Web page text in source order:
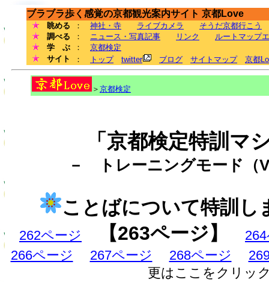
ブラブラ歩く感覚の京都観光案内サイト 京都Love
眺める ： 神社・寺 ライブカメラ
そうだ京都行こう
調べる
： ニュース・写真記事 リンク
ルートマップ
学 ぶ
： 京都検定
サイト
： トップ twitter ブログ サイトマップ 京都
＞ 京都検定
「京都検定特訓マ
－ トレーニングモード（
ことばについて特訓し
262ページ 【263ページ】
266ページ
267ページ 268ページ
更はここをクリッ